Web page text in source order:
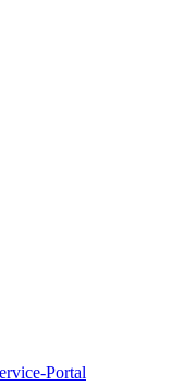
Portal